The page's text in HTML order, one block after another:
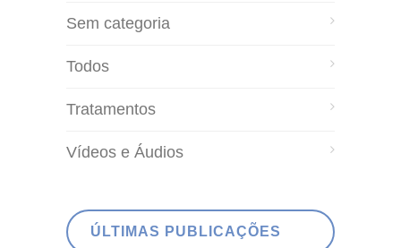
Sem categoria
Todos
Tratamentos
Vídeos e Áudios
ÚLTIMAS PUBLICAÇÕES